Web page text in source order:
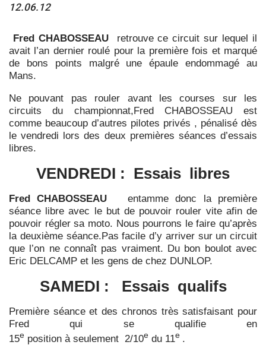
12.06.12
Fred CHABOSSEAUretrouve ce circuit sur lequel il
avait l’an dernier roulé pour la première fois et marqué
de bons points malgré une épaule endommagé au
Mans.
Ne pouvant pas rouler avant les courses sur les
circuits du championnat,Fred CHABOSSEAU est
comme beaucoup d’autres pilotes privés , pénalisé dès
le vendredi lors des deux premières séances d’essais
libres.
VENDREDI : Essais libres
Fred CHABOSSEAU
entamme donc la première
séance libre avec le but de pouvoir rouler vite afin de
pouvoir régler sa moto. Nous pourrons le faire qu’après
la deuxième séance.Pas facile d’y arriver sur un circuit
que l’on ne connaît pas vraiment. Du bon boulot avec
Eric DELCAMP et les gens de chez DUNLOP.
SAMEDI : Essais qualifs
Première séance et des chronos très satisfaisant pour
Fred qui se qualifie en
15e position à seulement 2/10e du 11e .